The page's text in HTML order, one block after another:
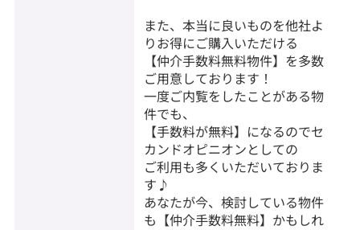
また、本当に良いものを他社よ
りお得にご購入いただける
【仲介手数料無料物件】を多数
ご用意しております！
一度ご内覧をしたことがある物
件でも、
【手数料が無料】になるのでセ
カンドオピニオンとしての
ご利用も多くいただいておりま
す♪
あなたが今、検討している物件
も【仲介手数料無料】かもしれ